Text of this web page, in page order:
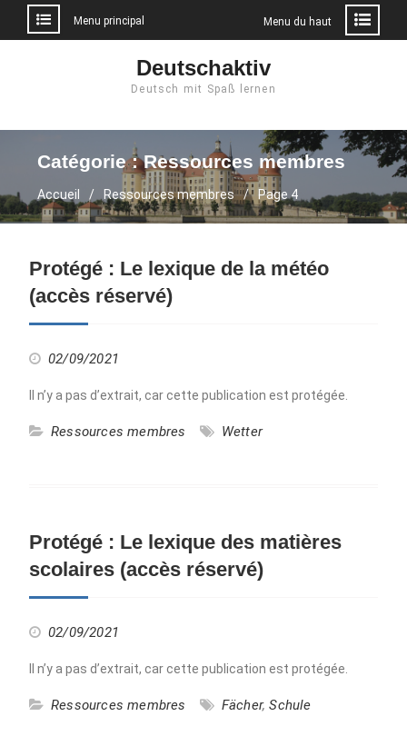
Menu principal Menu du haut
Deutschaktiv
Deutsch mit Spaß lernen
Catégorie :Ressources membres
Accueil Ressources membres Page 4
Protégé : Le lexique de la météo
(accès réservé)
02/09/2021
Il n’y a pas d’extrait, car cette publication est protégée.
Ressources membres Wetter
Protégé : Le lexique des matières
scolaires (accès réservé)
02/09/2021
Il n’y a pas d’extrait, car cette publication est protégée.
Ressources membres Fächer,Schule